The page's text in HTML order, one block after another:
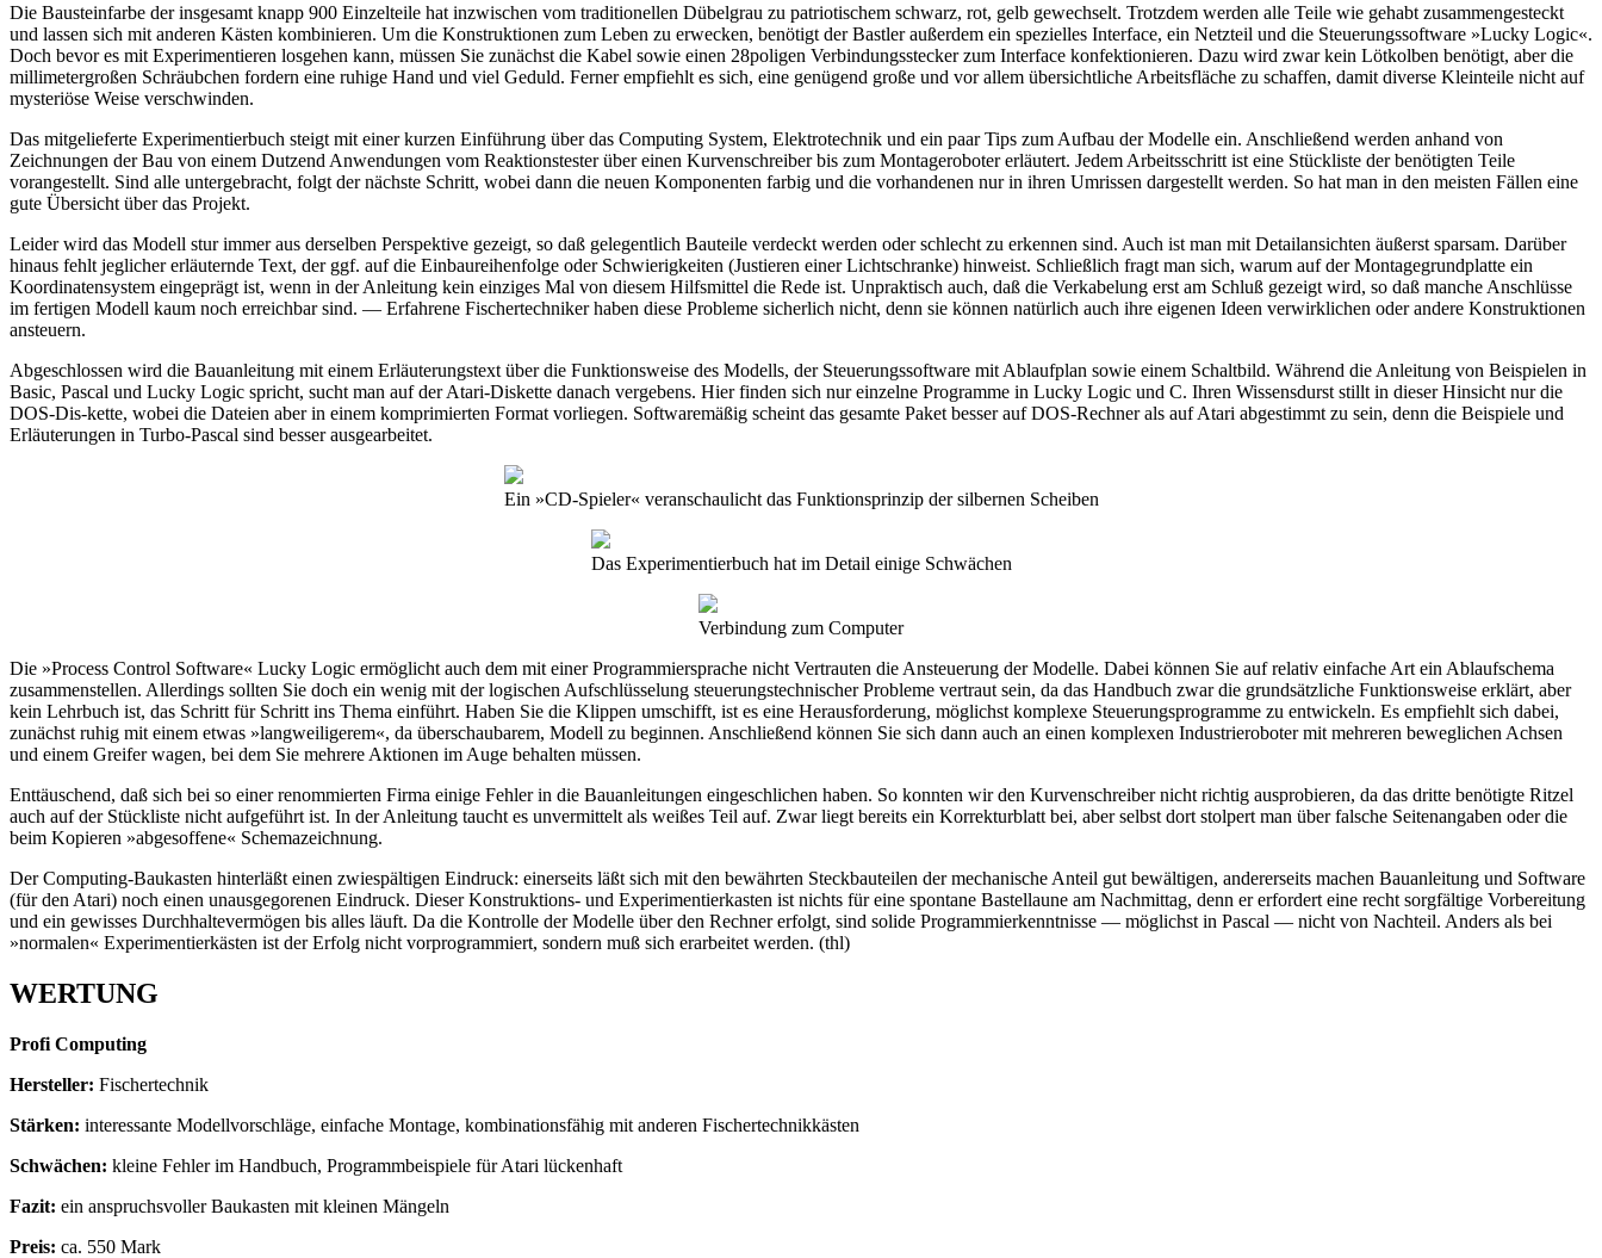
Die Bausteinfarbe der insgesamt knapp 900 Einzelteile hat inzwischen vom traditionellen Dübelgrau zu patriotischem schwarz, rot, gelb gewechselt. Trotzdem werden alle Teile wie gehabt zusammengesteckt
und lassen sich mit anderen Kästen kombinieren. Um die Konstruktionen zum Leben zu erwecken, benötigt der Bastler außerdem ein spezielles Interface, ein Netzteil und die Steuerungssoftware »Lucky Logic«.
Doch bevor es mit Experimentieren losgehen kann, müssen Sie zunächst die Kabel sowie einen 28poligen Verbindungsstecker zum Interface konfektionieren. Dazu wird zwar kein Lötkolben benötigt, aber die
millimetergroßen Schräubchen fordern eine ruhige Hand und viel Geduld. Ferner empfiehlt es sich, eine genügend große und vor allem übersichtliche Arbeitsfläche zu schaffen, damit diverse Kleinteile nicht auf
mysteriöse Weise verschwinden.
Das mitgelieferte Experimentierbuch steigt mit einer kurzen Einführung über das Computing System, Elektrotechnik und ein paar Tips zum Aufbau der Modelle ein. Anschließend werden anhand von
Zeichnungen der Bau von einem Dutzend Anwendungen vom Reaktionstester über einen Kurvenschreiber bis zum Montageroboter erläutert. Jedem Arbeitsschritt ist eine Stückliste der benötigten Teile
vorangestellt. Sind alle untergebracht, folgt der nächste Schritt, wobei dann die neuen Komponenten farbig und die vorhandenen nur in ihren Umrissen dargestellt werden. So hat man in den meisten Fällen eine
gute Übersicht über das Projekt.
Leider wird das Modell stur immer aus derselben Perspektive gezeigt, so daß gelegentlich Bauteile verdeckt werden oder schlecht zu erkennen sind. Auch ist man mit Detailansichten äußerst sparsam. Darüber
hinaus fehlt jeglicher erläuternde Text, der ggf. auf die Einbaureihenfolge oder Schwierigkeiten (Justieren einer Lichtschranke) hinweist. Schließlich fragt man sich, warum auf der Montagegrundplatte ein
Koordinatensystem eingeprägt ist, wenn in der Anleitung kein einziges Mal von diesem Hilfsmittel die Rede ist. Unpraktisch auch, daß die Verkabelung erst am Schluß gezeigt wird, so daß manche Anschlüsse
im fertigen Modell kaum noch erreichbar sind. — Erfahrene Fischertechniker haben diese Probleme sicherlich nicht, denn sie können natürlich auch ihre eigenen Ideen verwirklichen oder andere Konstruktionen
ansteuern.
Abgeschlossen wird die Bauanleitung mit einem Erläuterungstext über die Funktionsweise des Modells, der Steuerungssoftware mit Ablaufplan sowie einem Schaltbild. Während die Anleitung von Beispielen in
Basic, Pascal und Lucky Logic spricht, sucht man auf der Atari-Diskette danach vergebens. Hier finden sich nur einzelne Programme in Lucky Logic und C. Ihren Wissensdurst stillt in dieser Hinsicht nur die
DOS-Dis-kette, wobei die Dateien aber in einem komprimierten Format vorliegen. Softwaremäßig scheint das gesamte Paket besser auf DOS-Rechner als auf Atari abgestimmt zu sein, denn die Beispiele und
Erläuterungen in Turbo-Pascal sind besser ausgearbeitet.
Ein »CD-Spieler« veranschaulicht das Funktionsprinzip der silbernen Scheiben
Das Experimentierbuch hat im Detail einige Schwächen
Verbindung zum Computer
Die »Process Control Software« Lucky Logic ermöglicht auch dem mit einer Programmiersprache nicht Vertrauten die Ansteuerung der Modelle. Dabei können Sie auf relativ einfache Art ein Ablaufschema
zusammenstellen. Allerdings sollten Sie doch ein wenig mit der logischen Aufschlüsselung steuerungstechnischer Probleme vertraut sein, da das Handbuch zwar die grundsätzliche Funktionsweise erklärt, aber
kein Lehrbuch ist, das Schritt für Schritt ins Thema einführt. Haben Sie die Klippen umschifft, ist es eine Herausforderung, möglichst komplexe Steuerungsprogramme zu entwickeln. Es empfiehlt sich dabei,
zunächst ruhig mit einem etwas »langweiligerem«, da überschaubarem, Modell zu beginnen. Anschließend können Sie sich dann auch an einen komplexen Industrieroboter mit mehreren beweglichen Achsen
und einem Greifer wagen, bei dem Sie mehrere Aktionen im Auge behalten müssen.
Enttäuschend, daß sich bei so einer renommierten Firma einige Fehler in die Bauanleitungen eingeschlichen haben. So konnten wir den Kurvenschreiber nicht richtig ausprobieren, da das dritte benötigte Ritzel
auch auf der Stückliste nicht aufgeführt ist. In der Anleitung taucht es unvermittelt als weißes Teil auf. Zwar liegt bereits ein Korrekturblatt bei, aber selbst dort stolpert man über falsche Seitenangaben oder die
beim Kopieren »abgesoffene« Schemazeichnung.
Der Computing-Baukasten hinterläßt einen zwiespältigen Eindruck: einerseits läßt sich mit den bewährten Steckbauteilen der mechanische Anteil gut bewältigen, andererseits machen Bauanleitung und Software
(für den Atari) noch einen unausgegorenen Eindruck. Dieser Konstruktions- und Experimentierkasten ist nichts für eine spontane Bastellaune am Nachmittag, denn er erfordert eine recht sorgfältige Vorbereitung
und ein gewisses Durchhaltevermögen bis alles läuft. Da die Kontrolle der Modelle über den Rechner erfolgt, sind solide Programmierkenntnisse — möglichst in Pascal — nicht von Nachteil. Anders als bei
»normalen« Experimentierkästen ist der Erfolg nicht vorprogrammiert, sondern muß sich erarbeitet werden. (thl)
WERTUNG
Profi Computing
Hersteller: Fischertechnik
Stärken: interessante Modellvorschläge, einfache Montage, kombinationsfähig mit anderen Fischertechnikkästen
Schwächen: kleine Fehler im Handbuch, Programmbeispiele für Atari lückenhaft
Fazit: ein anspruchsvoller Baukasten mit kleinen Mängeln
Preis: ca. 550 Mark